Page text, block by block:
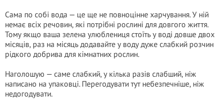
Сама по собі вода — це ще не повноцінне харчування. У ній
немає всіх речовин, які потрібні рослині для довгого життя.
Тому якщо ваша зелена улюблениця стоїть у воді довше двох
місяців, раз на місяць додавайте у воду дуже слабкий розчин
рідкого добрива для кімнатних рослин.
Наголошую — саме слабкий, у кілька разів слабший, ніж
написано на упаковці. Перегодувати тут небезпечніше, ніж
недогодувати.